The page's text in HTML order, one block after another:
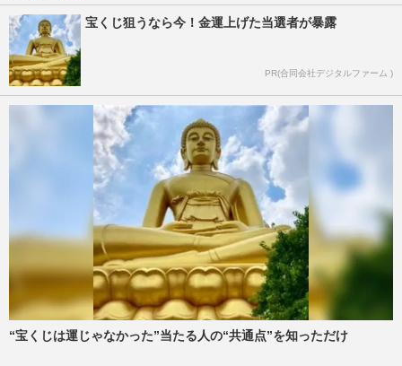
宝くじ狙うなら今！金運上げた当選者が暴露
PR(合同会社デジタルファーム )
“宝くじは運じゃなかった”当たる人の“共通点”を知っただけ